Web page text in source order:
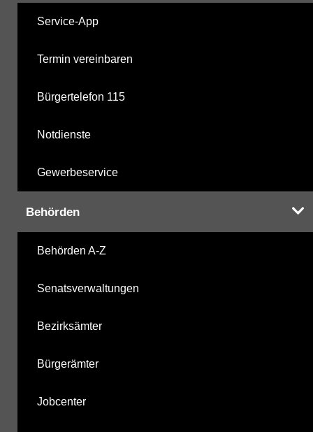
Service-App
Termin vereinbaren
Bürgertelefon 115
Notdienste
Gewerbeservice
Behörden
Behörden A-Z
Senatsverwaltungen
Bezirksämter
Bürgerämter
Jobcenter